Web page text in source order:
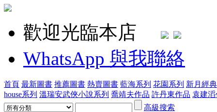
歡迎光臨本店
WhatsApp 與我聯絡
首頁 最新圖書 推薦圖書 熱賣圖書 藍海系列 花園系列 新月經
house系列 溫瑞安武俠小說系列 喬靖夫作品 許丹東作品 袁建
高級搜索